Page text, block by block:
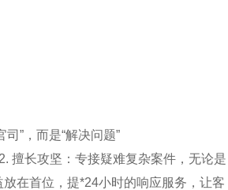
”，而是“解决问题”
擅长攻坚：专接疑难复杂案件，无论是
在首位，提*24小时的响应服务，让客